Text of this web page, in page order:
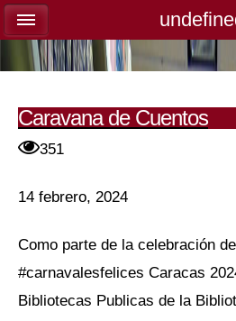
Caravana de Cuentos
351
14 febrero, 2024
Como parte de la celebración
#carnavalesfelices Caracas
Bibliotecas Publicas de la